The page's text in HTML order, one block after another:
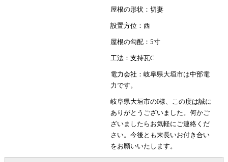
屋根の形状：切妻
設置方位：西
屋根の勾配：5寸
工法：支持瓦C
電力会社：岐阜県大垣市は中部電
力です。
岐阜県大垣市のI様、この度は誠に
ありがとうございました。何かご
ざいましたらお気軽にご連絡くだ
さい。今後とも末長いお付き合い
をお願いいたします。